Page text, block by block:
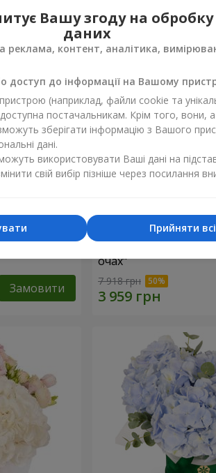
Замовити 2 666 грн
Замовити
Композиція в
очах"
7 918 грн
Вашу згоду на
даних
реклама, контент, аналітика,
доступ до інформації на Вашому
(наприклад, файли cookie та
постачальникам. Крім того, вони,
зберігати інформацію з Вашого
дані.
використовувати Ваші дані на
свій вибір пізніше через посилання
Прийняти всі